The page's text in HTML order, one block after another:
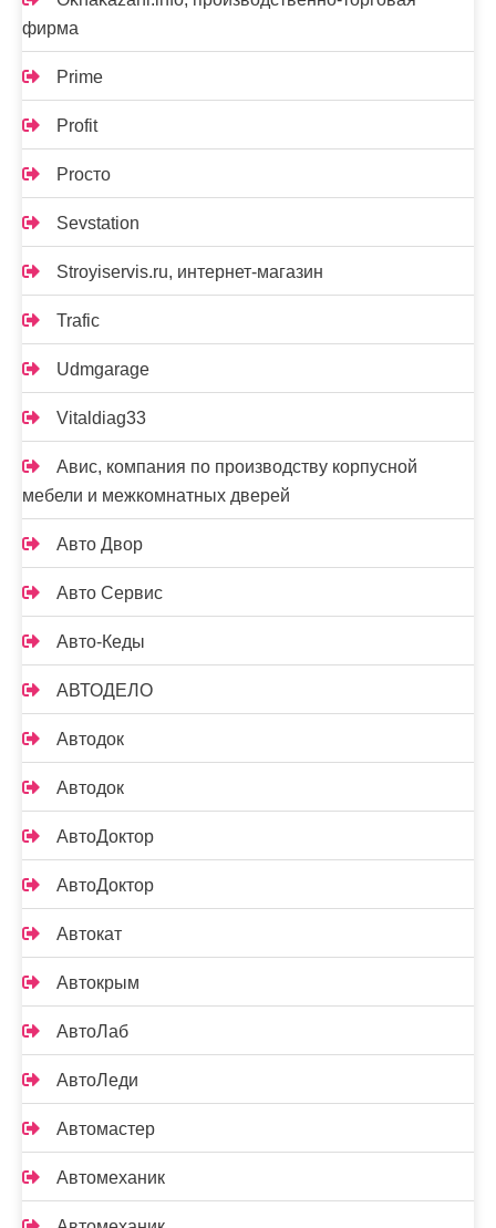
фирма
Prime
Profit
Proсто
Sevstation
Stroyiservis.ru, интернет-магазин
Trafic
Udmgarage
Vitaldiag33
Авис, компания по производству корпусной
мебели и межкомнатных дверей
Авто Двор
Авто Сервис
Авто-Кеды
АВТОДЕЛО
Автодок
Автодок
АвтоДоктор
АвтоДоктор
Автокат
Автокрым
АвтоЛаб
АвтоЛеди
Автомастер
Автомеханик